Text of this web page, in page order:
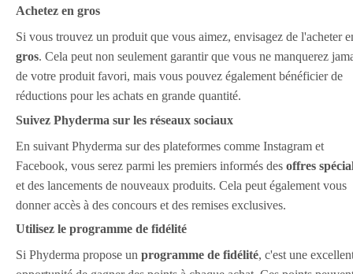
Achetez en gros
Si vous trouvez un produit que vous aimez, envisagez de l'acheter
gros. Cela peut non seulement garantir que vous ne manquerez
de votre produit favori, mais vous pouvez également bénéficier de
réductions pour les achats en grande quantité.
Suivez Phyderma sur les réseaux sociaux
En suivant Phyderma sur des plateformes comme Instagram et
Facebook, vous serez parmi les premiers informés des offres
et des lancements de nouveaux produits. Cela peut également vous
donner accès à des concours et des remises exclusives.
Utilisez le programme de fidélité
Si Phyderma propose un programme de fidélité, c'est une